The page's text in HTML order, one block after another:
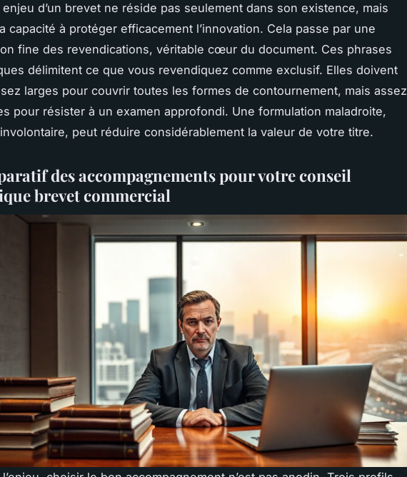
enjeu d’un brevet ne réside pas seulement dans son existence, mais
capacité à protéger efficacement l’innovation. Cela passe par une
fine des revendications, véritable cœur du document. Ces phrases
délimitent ce que vous revendiquez comme exclusif. Elles doivent
larges pour couvrir toutes les formes de contournement, mais assez
pour résister à un examen approfondi. Une formulation maladroite,
peut réduire considérablement la valeur de votre titre.
des accompagnements pour votre conseil
brevet commercial